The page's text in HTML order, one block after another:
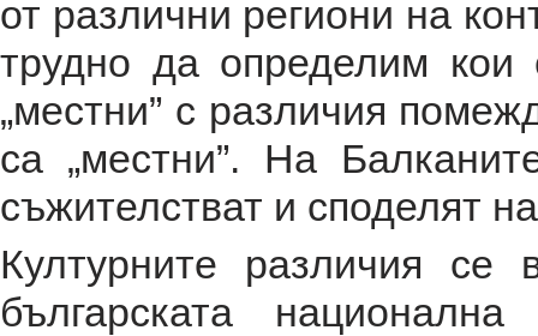
от различни региони на
трудно да определим
„местни” с различия
са „местни”. На
съжителстват и споделят
Културните различия
българската